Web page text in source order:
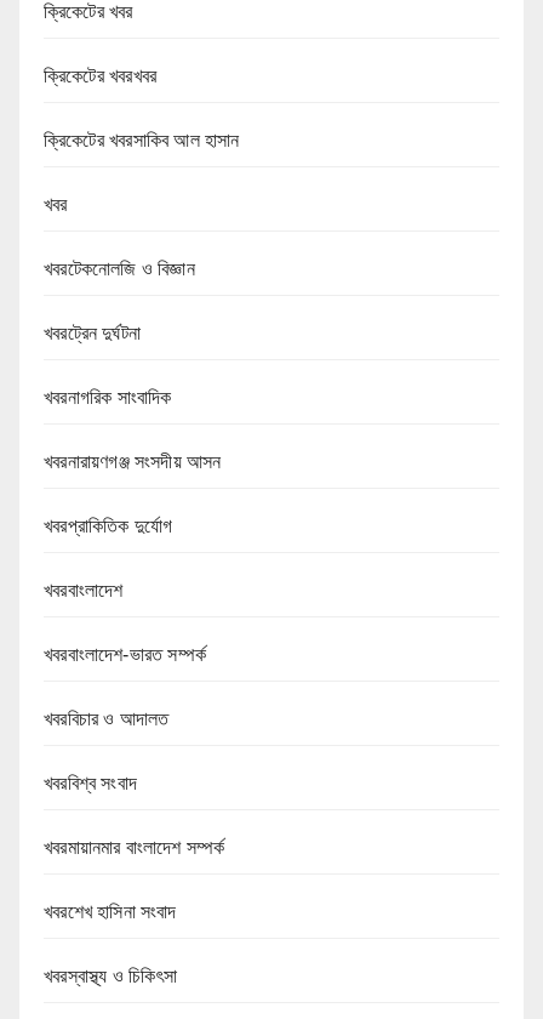
ক্রিকেটের খবর
ক্রিকেটের খবরখবর
ক্রিকেটের খবরসাকিব আল হাসান
খবর
খবরটেকনোলজি ও বিজ্ঞান
খবরট্রেন দুর্ঘটনা
খবরনাগরিক সাংবাদিক
খবরনারায়ণগঞ্জ সংসদীয় আসন
খবরপ্রাকিতিক দুর্যোগ
খবরবাংলাদেশ
খবরবাংলাদেশ-ভারত সম্পর্ক
খবরবিচার ও আদালত
খবরবিশ্ব সংবাদ
খবরমায়ানমার বাংলাদেশ সম্পর্ক
খবরশেখ হাসিনা সংবাদ
খবরস্বাস্থ্য ও চিকিৎসা